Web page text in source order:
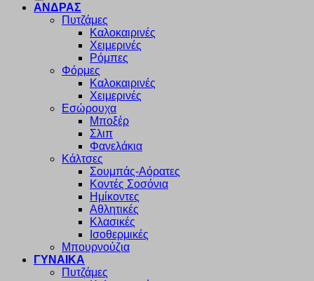
ΑΝΔΡΑΣ
Πυτζάμες
Καλοκαιρινές
Χειμερινές
Ρόμπες
Φόρμες
Καλοκαιρινές
Χειμερινές
Εσώρουχα
Μποξέρ
Σλιπ
Φανελάκια
Κάλτσες
Σουμπάς-Αόρατες
Κοντές Σοσόνια
Ημίκοντες
Αθλητικές
Κλασικές
Ισοθερμικές
Μπουρνούζια
ΓΥΝΑΙΚΑ
Πυτζάμες